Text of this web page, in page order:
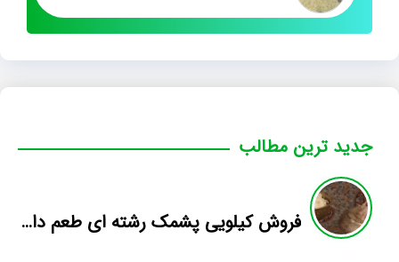
جدید ترین مطالب
فروش کیلویی پشمک رشته ای طعم دار میوه